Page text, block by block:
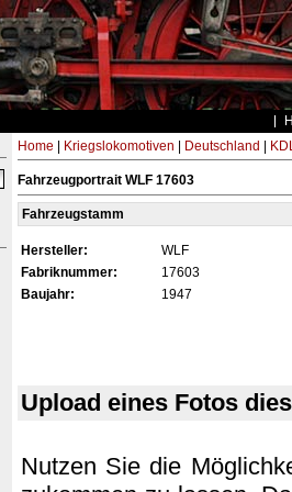
Home Kriegslokomotiven Deutschland
Fahrzeugportrait WLF 17603
Fahrzeugstamm
Hersteller:
WLF
Fabriknummer:
17603
Baujahr:
1947
Upload eines Fotos
Nutzen Sie die